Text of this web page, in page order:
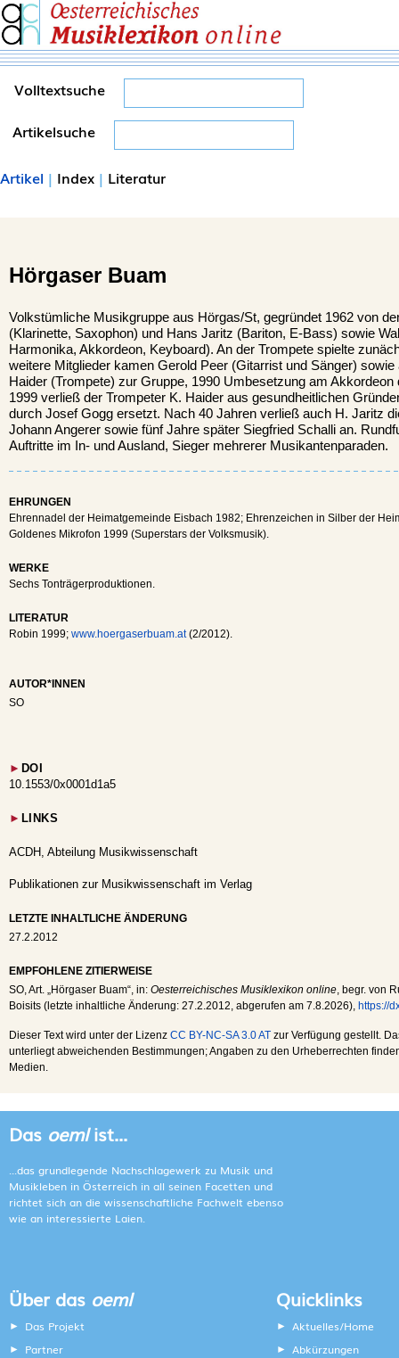
Volltextsuche
Artikelsuche
Artikel | Index | Literatur
Hörgaser Buam
Volkstümliche Musikgruppe aus Hörgas/St, gegründet 1962 von
(Klarinette, Saxophon) und Hans Jaritz (Bariton, E-Bass) sowie
Harmonika, Akkordeon, Keyboard). An der Trompete spielte
weitere Mitglieder kamen Gerold Peer (Gitarrist und Sänger)
Haider (Trompete) zur Gruppe, 1990 Umbesetzung am Akkordeon
1999 verließ der Trompeter K. Haider aus gesundheitlichen
durch Josef Gogg ersetzt. Nach 40 Jahren verließ auch H. Jaritz
Johann Angerer sowie fünf Jahre später Siegfried Schalli an.
Auftritte im In- und Ausland, Sieger mehrerer Musikantenparaden.
EHRUNGEN
Ehrennadel der Heimatgemeinde Eisbach 1982; Ehrenzeichen in Silber der
Goldenes Mikrofon 1999 (Superstars der Volksmusik).
WERKE
Sechs Tonträgerproduktionen.
LITERATUR
Robin 1999; www.hoergaserbuam.at(2/2012).
AUTOR*INNEN
SO
► DOI
10.1553/0x0001d1a5
► LINKS
ACDH, Abteilung Musikwissenschaft
Publikationen zur Musikwissenschaft im Verlag
LETZTE INHALTLICHE ÄNDERUNG
27.2.2012
EMPFOHLENE ZITIERWEISE
SO, Art. „Hörgaser Buam“, in: Oesterreichisches Musiklexikon online, begr. von
Boisits (letzte inhaltliche Änderung: 27.2.2012, abgerufen am 7.8.2026), https://
Dieser Text wird unter der Lizenz CC BY-NC-SA 3.0 AT zur Verfügung gestellt.
unterliegt abweichenden Bestimmungen; Angaben zu den Urheberrechten
Medien.
Das oemlist...
...das grundlegende Nachschlagewerk zu Musik und
Musikleben in Österreich in all seinen Facetten und
richtet sich an die wissenschaftliche Fachwelt ebenso
wie an interessierte Laien.
Über das oeml
Das Projekt
Partner
Quicklinks
Aktuelles/Home
Abkürzungen